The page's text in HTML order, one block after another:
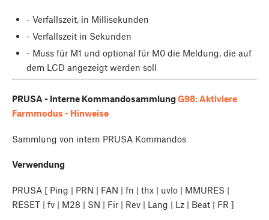
- Verfallszeit, in Millisekunden
- Verfallszeit in Sekunden
- Muss für M1 und optional für M0 die Meldung, die auf
dem LCD angezeigt werden soll
PRUSA - Interne Kommandosammlung G98: Aktiviere
Farmmodus - Hinweise
Sammlung von intern PRUSA Kommandos
Verwendung
PRUSA [ Ping | PRN | FAN | fn | thx | uvlo | MMURES |
RESET | fv | M28 | SN | Fir | Rev | Lang | Lz | Beat | FR ]